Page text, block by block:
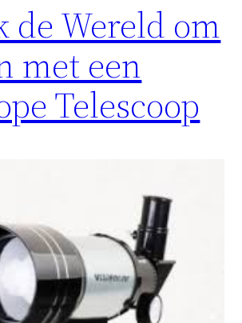
de Wereld om
met een
Telescoop